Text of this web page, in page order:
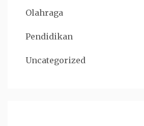
Olahraga
Pendidikan
Uncategorized